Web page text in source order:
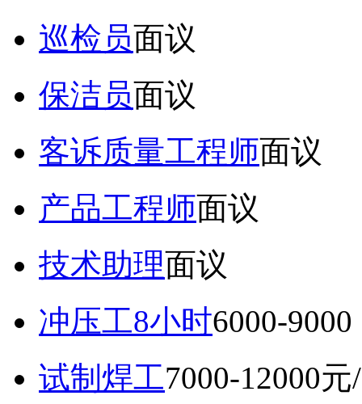
巡检员面议
保洁员面议
客诉质量工程师面议
产品工程师面议
技术助理面议
冲压工8小时6000-
试制焊工7000-12000元